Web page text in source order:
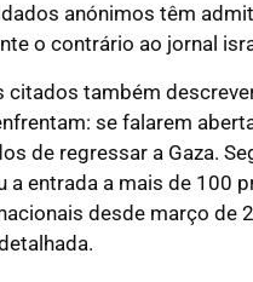
anónimos têm
o contrário ao jornal
citados também
se falarem
de regressar a Gaza.
a entrada a mais de 100
desde março de